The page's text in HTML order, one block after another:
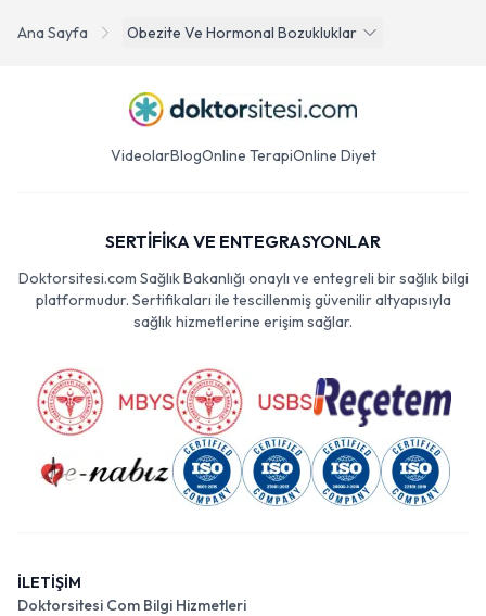
Ana Sayfa Obezite Ve Hormonal Bozukluklar
VideolarBlogOnline TerapiOnline Diyet
SERTİFİKA VE ENTEGRASYONLAR
Doktorsitesi.com Sağlık Bakanlığı onaylı ve entegreli bir sağlık bilgi
platformudur. Sertifikaları ile tescillenmiş güvenilir altyapısıyla
sağlık hizmetlerine erişim sağlar.
İLETİŞİM
Doktorsitesi Com Bilgi Hizmetleri